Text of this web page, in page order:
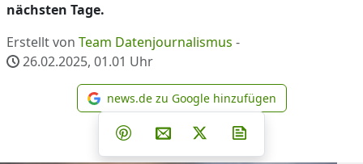
nächsten Tage.
Erstellt von Team Datenjournalismus -
26.02.2025, 01.01 Uhr
news.de zu Google
news.de zu Google hinzufügen
Teilen auf Facebook
Teilen auf Whatsapp
Teilen auf Telegram
Teilen auf Pinterest
Per E-Mail teilen
Post auf X